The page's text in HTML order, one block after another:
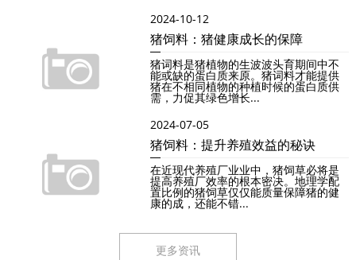
2024-10-12
猪饲料：猪健康成长的保障
猪词料是猪植物的生波波头育期间中不
能或缺的蛋白质来原。猪词料才能提供
猪在不相同植物的种植时候的蛋白质供
需，力促其绿色增长...
2024-07-05
猪饲料：提升养殖效益的秘诀
在近现代养殖厂业业中，猪饲草必将是
提高养殖厂效率的根本密决。地理学配
置比例的猪饲草仅仅能质量保障猪的健
康的成，还能不错...
更多资讯